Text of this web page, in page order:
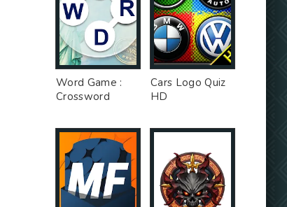
Word Game :
Crossword
Cars Logo Quiz
HD